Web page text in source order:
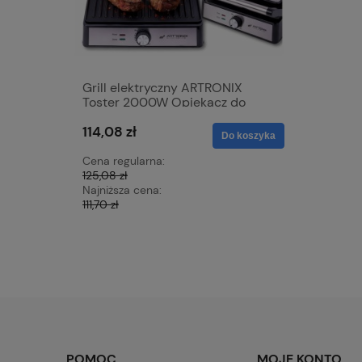
Grill elektryczny ARTRONIX
Toster 2000W Opiekacz do
XXL
114,08 zł
Cena regularna:
125,08 zł
Najniższa cena:
111,70 zł
Do koszyka